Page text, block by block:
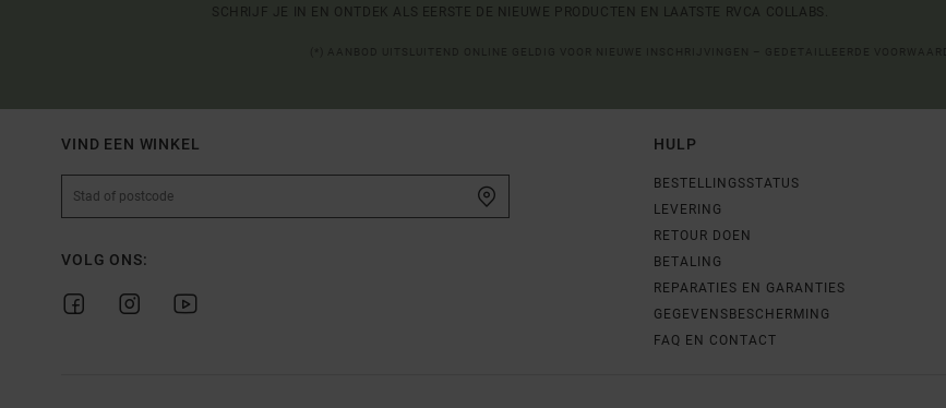
SCHRIJF JE IN EN ONTDEK ALS EERSTE DE NIEUWE PRODUCTEN EN LAATSTE RVCA COLLABS.
VIND EEN WINKEL
VOLG ONS:
HULP
BESTELLINGSSTATUS
LEVERING
RETOUR DOEN
BETALING
REPARATIES EN GARANTIES
GEGEVENSBESCHERMING
FAQ EN CONTACT